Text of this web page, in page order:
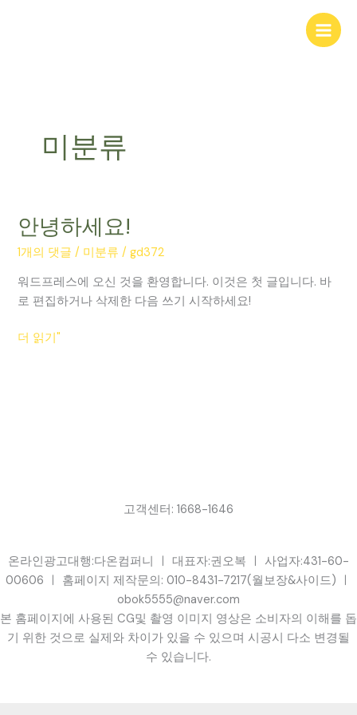
미분류
안녕하세요!
1개의 댓글 / 미분류 /gd372
워드프레스에 오신 것을 환영합니다. 이것은 첫 글입니다. 바
로 편집하거나 삭제한 다음 쓰기 시작하세요!
안
녕
하
세
요!
더 읽기"
고객센터: 1668-1646
온라인광고대행:다온컴퍼니 ㅣ 대표자:권오복 ㅣ 사업자:431-60-
00606 ㅣ 홈페이지 제작문의: 010-8431-7217(월보장&사이드) ㅣ
obok5555@naver.com
본 홈페이지에 사용된 CG및 촬영 이미지 영상은 소비자의 이해를 돕
기 위한 것으로 실제와 차이가 있을 수 있으며 시공시 다소 변경될
수 있습니다.